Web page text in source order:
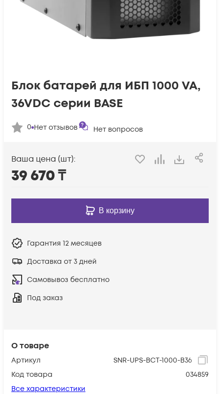
О товаре
Артикул
SNR-UPS-BCT-1000-B36
Код товара
034859
Все характеристики
Блок батарей для ИБП 1000 VA,
36VDC серии BASE
0 Нет отзывов Нет вопросов
Ваша цена (шт):
39 670₸
В корзину
Гарантия 12 месяцев
Доставка от 3 дней
Самовывоз бесплатно
Под заказ